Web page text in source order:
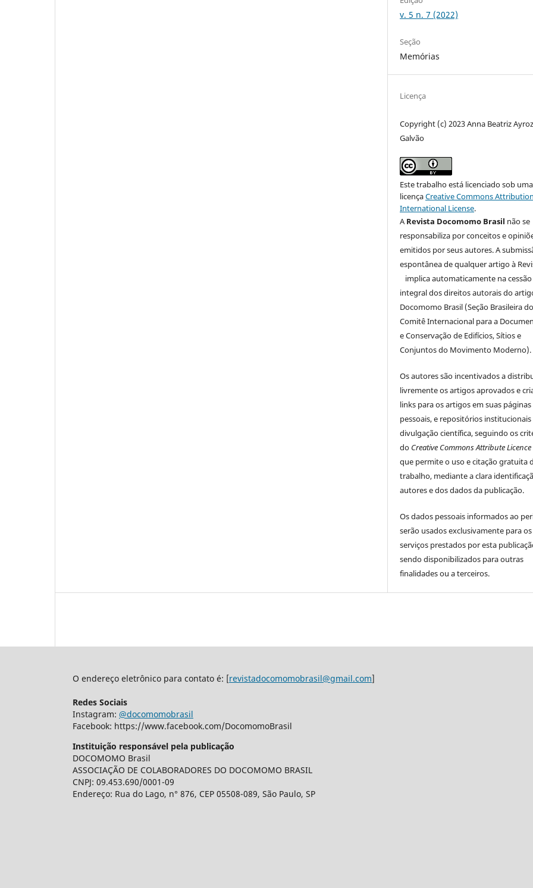
v. 5 n. 7 (2022)
Seção
Memórias
Licença
Copyright (c) 2023 Anna Beatriz
Galvão
Este trabalho está licenciado sob uma
licençaCreative Commons
International License.
A Revista Docomomo Brasil não se
responsabiliza por conceitos e
emitidos por seus autores. A
espontânea de qualquer artigo à
implica automaticamente na cessão
integral dos direitos autorais do
Docomomo Brasil (Seção Brasileira do
Comitê Internacional para a
e Conservação de Edifícios, Sítios e
Conjuntos do Movimento Moderno).
Os autores são incentivados a
livremente os artigos aprovados e
links para os artigos em suas páginas
pessoais, e repositórios institucionais
divulgação científica, seguindo os
do Creative Commons Attribute Licence
que permite o uso e citação gratuita
trabalho, mediante a clara
autores e dos dados da publicação.
Os dados pessoais informados ao
serão usados exclusivamente para os
serviços prestados por esta
sendo disponibilizados para outras
finalidades ou a terceiros.
O endereço eletrônico para contato é: [revistadocomomobrasil@gmail.com]
Redes Sociais
Instagram: @docomomobrasil
Facebook: https://www.facebook.com/DocomomoBrasil
Instituição responsável pela publicação
DOCOMOMO Brasil
ASSOCIAÇÃO DE COLABORADORES DO DOCOMOMO BRASIL
CNPJ: 09.453.690/0001-09
Endereço: Rua do Lago, n° 876, CEP 05508-089, São Paulo, SP